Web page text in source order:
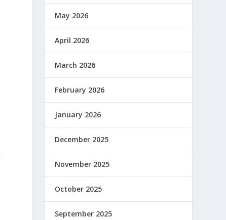
May 2026
April 2026
March 2026
February 2026
January 2026
December 2025
November 2025
October 2025
September 2025